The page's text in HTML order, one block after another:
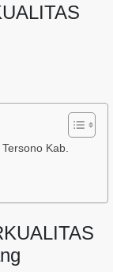
Kab.